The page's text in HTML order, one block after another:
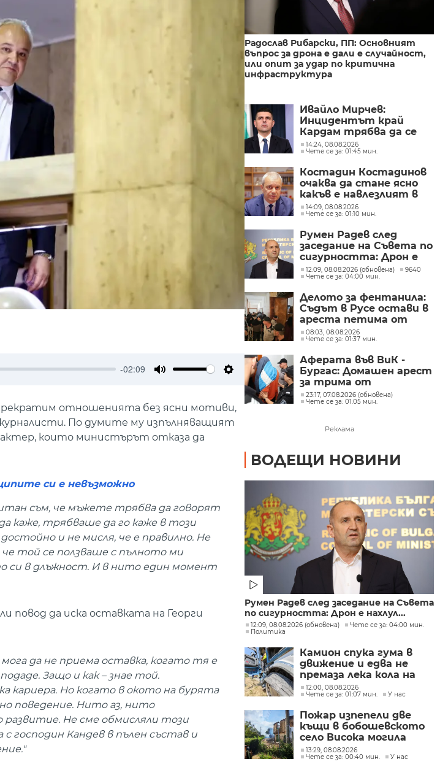
-02:09
Settings
прекратим отношенията без ясни мотиви,
По думите му изпълняващият
които министърът отказа да
си е невъзможно
съм, че мъжете трябва да говорят
каже, трябваше да го каже в този
и не мисля, че е правилно. Не
той се ползваше с пълното ми
си в длъжност. И в нито един момент
повод да иска оставката на Георги
мога да не приема оставка, когато тя е
Защо и как – знае той.
кариера. Но когато в окото на бурята
поведение. Нито аз, нито
Не сме обмисляли този
господин Кандев в пълен състав и
Радослав Рибарски, ПП: Основният
въпрос за дрона е дали е случайност,
или опит за удар по критична
инфраструктура
Ивайло Мирчев:
Инцидентът край
Кардам трябва да се
разследва като
потенциален
14:24, 08.08.2026
Чете се за: 01:45 мин.
Костадин Костадинов
очаква да стане ясно
какъв е навлезлият в
българското въздушно
пространство дрон
14:09, 08.08.2026
Чете се за: 01:10 мин.
Румен Радев след
заседание на Съвета по
сигурността: Дрон е
нахлул в българското
въздушно
12:09, 08.08.2026 (обновена)
9640
Чете се за: 04:00 мин.
Делото за фентанила:
Съдът в Русе остави в
ареста петима от
задържаните
08:03, 08.08.2026
Чете се за: 01:37 мин.
Аферата във ВиК -
Бургас: Домашен арест
за трима от
обвиняемите
23:17, 07.08.2026 (обновена)
Чете се за: 01:05 мин.
Реклама
ВОДЕЩИ НОВИНИ
Румен Радев след заседание на Съвета
по сигурността: Дрон е нахлул...
12:09, 08.08.2026 (обновена)
Чете се за: 04:00 мин.
Политика
Камион спука гума в
движение и едва не
премаза лека кола на
Подбалканския път
(СНИМКИ)
12:00, 08.08.2026
Чете се за: 01:07 мин.
У нас
Пожар изпепели две
къщи в бобошевското
село Висока могила
(СНИМКИ)
13:29, 08.08.2026
Чете се за: 00:40 мин.
У нас